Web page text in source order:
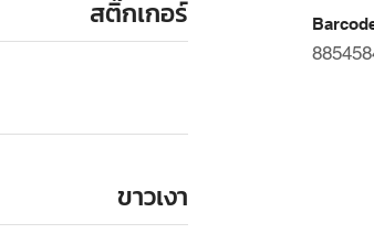
สติ๊กเกอร์
ขาวเงา